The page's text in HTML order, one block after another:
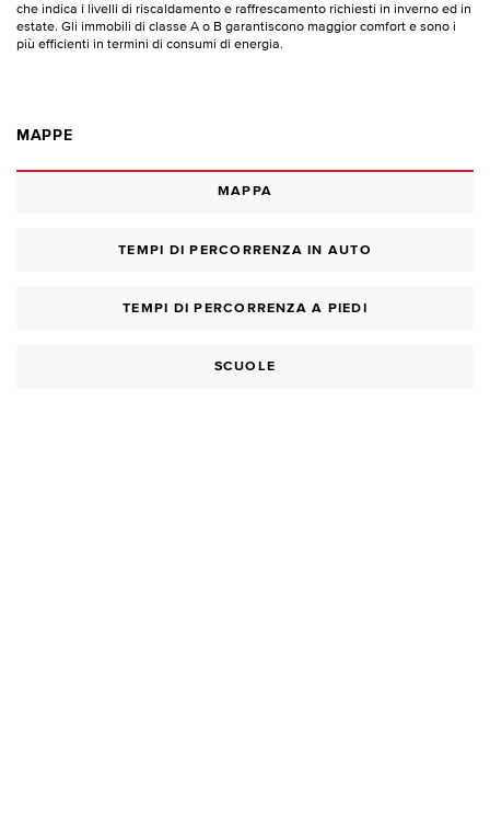
che indica i livelli di riscaldamento e raffrescamento richiesti in inverno ed in
estate. Gli immobili di classe A o B garantiscono maggior comfort e sono i
più efficienti in termini di consumi di energia.
MAPPE
MAPPA
TEMPI DI PERCORRENZA IN AUTO
TEMPI DI PERCORRENZA A PIEDI
SCUOLE